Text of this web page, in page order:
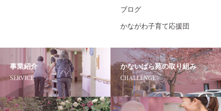
ブログ
かながわ子育て応援団
事業紹介
SERVICE
かないばら苑の取り組み
CHALLENGE